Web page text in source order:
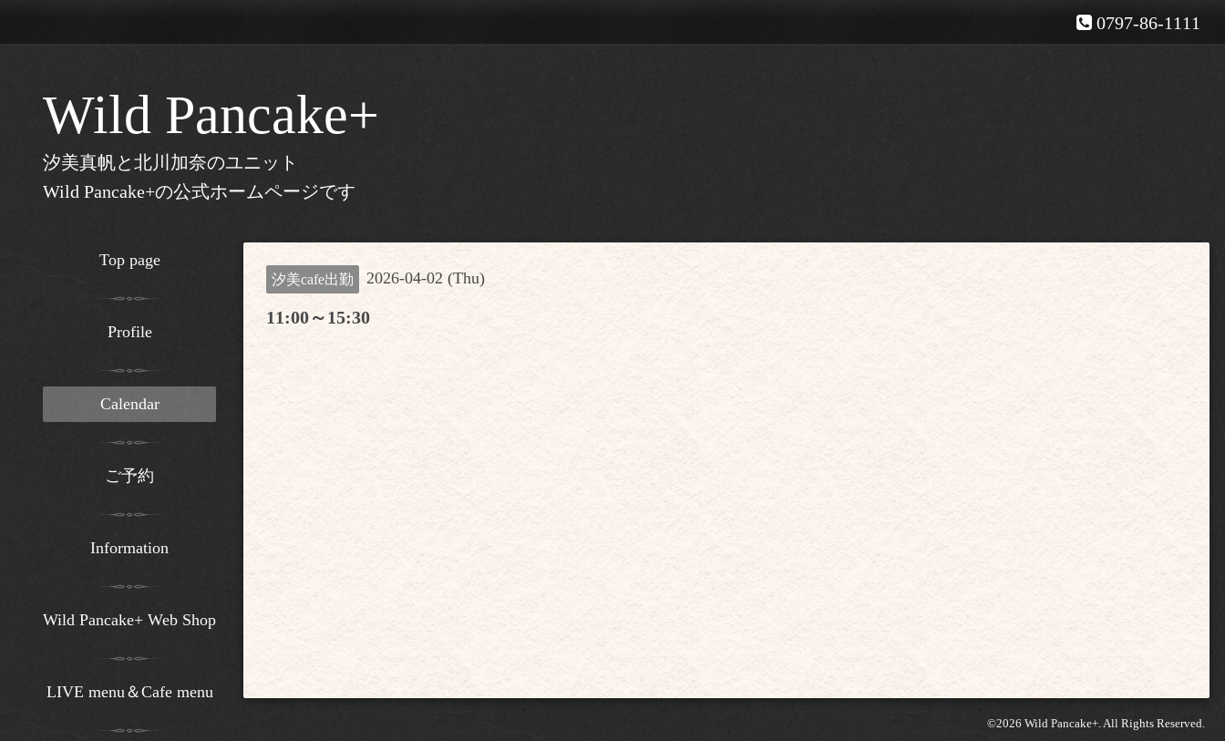
0797-86-1111
Wild Pancake+
汐美真帆と北川加奈のユニット
Wild Pancake+の公式ホームページです
汐美cafe出勤 2026-04-02 (Thu)
11:00～15:30
©2026 Wild Pancake+. All Rights Reserved.
Top page
Profile
Calendar
ご予約
Information
Wild Pancake+ Web Shop
LIVE menu＆Cafe menu